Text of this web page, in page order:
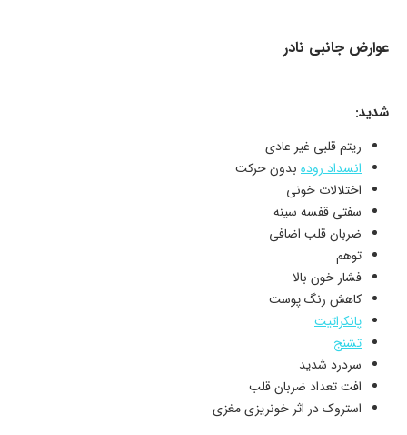
عوارض جانبی نادر
شدید:
ریتم قلبی غیر عادی
انسداد روده بدون حرکت
اختلالات خونی
سفتی قفسه سینه
ضربان قلب اضافی
توهم
فشار خون بالا
کاهش رنگ پوست
پانکراتیت
تشنج
سردرد شدید
افت تعداد ضربان قلب
استروک در اثر خونریزی مغزی